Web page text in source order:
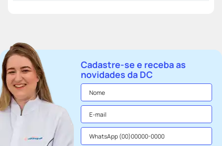
Cadastre-se e receba as
novidades da DC